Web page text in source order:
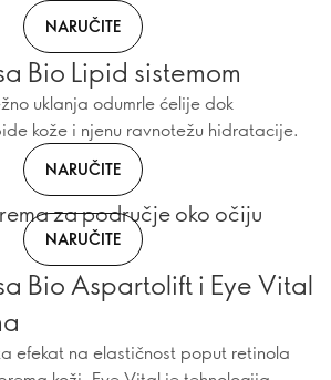
NARUČITE
Bio Lipid sistemom
uklanja odumrle ćelije dok
kože i njenu ravnotežu hidratacije.
NARUČITE
za područje oko očiju
NARUČITE
Bio Aspartolift i Eye Vital
efekat na elastičnost poput retinola